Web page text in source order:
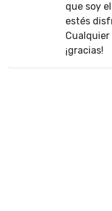
que soy el
estés
¡gracias!